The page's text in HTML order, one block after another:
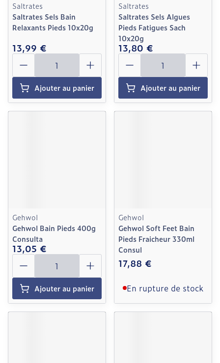
Saltrates
Saltrates Sels Bain
Relaxants Pieds 10x20g
13,99 €
Quantité
Ajouter au panier
Saltrates
Saltrates Sels Algues
Pieds Fatigues Sach
10x20g
13,80 €
Quantité
Ajouter au panier
Gehwol
Gehwol Bain Pieds 400g
Consulta
13,05 €
Quantité
Ajouter au panier
Gehwol
Gehwol Soft Feet Bain
Pieds Fraicheur 330ml
Consul
17,88 €
En rupture de stock